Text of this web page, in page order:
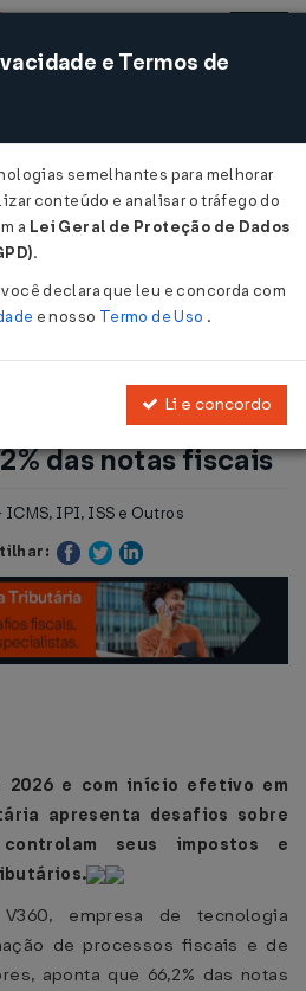
Acessar
Voltar
põe em risco
das notas fiscais
ICMS, IPI, ISS e Outros
2026 e com início efetivo em
apresenta desafios sobre
seus impostos e
empresa de tecnologia
de processos fiscais e de
aponta que 66,2% das notas
e Termos de
semelhantes para melhorar
conteúdo e analisar o tráfego do
a Lei Geral de Proteção de Dados
.
declara que leu e concorda com
e nosso Termo de Uso .
Li e concordo